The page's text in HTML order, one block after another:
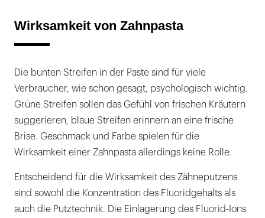
Wirksamkeit von Zahnpasta
Die bunten Streifen in der Paste sind für viele
Verbraucher, wie schon gesagt, psychologisch wichtig.
Grüne Streifen sollen das Gefühl von frischen Kräutern
suggerieren, blaue Streifen erinnern an eine frische
Brise. Geschmack und Farbe spielen für die
Wirksamkeit einer Zahnpasta allerdings keine Rolle.
Entscheidend für die Wirksamkeit des Zähneputzens
sind sowohl die Konzentration des Fluoridgehalts als
auch die Putztechnik. Die Einlagerung des Fluorid-Ions